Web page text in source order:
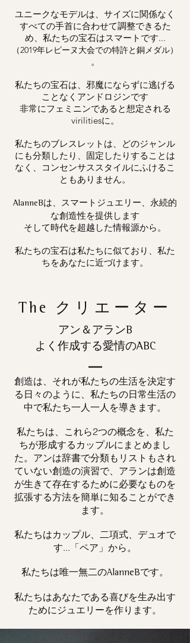
ユニークなモデルは、サイズに関係なく
すべての手首に合わせて調整できるた
め、私たちの宝石はスマートです...
（2019年レピーヌ大会での特許と銅メダル）
。
私たちの宝石は、邪魔にならずに逃げる
ことなくアンドロジンです
非常にフェミニンであると想定される
virilitiesに。
私たちのブレスレットは、どのジャンル
にも分類したり、固定したりすることは
なく、コンセンサススタイルにふけるこ
ともありません。
AlanneBは、スマートジュエリー、永続的
な創造性を提供します
そして時代を超越した情報源から。
私たちの宝石は私たちに似ており、私た
ちをあなたに近づけます。
The クリエーター
アン＆アランB
よく作成する愛情のABC
創造は、それが私たちの生活を決定す
る日々のように、私たちの日常生活の
中で私たち一人一人を導きます。
私たちは、これら2つの概念を、私た
ちが形成するカップルにまとめまし
た。アンは辞書で分類もリストもされ
ていない創造の演習で、アランは創造
が生きて存在するために必要なものを
拡張する方法を簡単に知ることができ
ます。
私たちはカップル、二項式、デュオで
す...「ペア」から。
私たちは唯一無二のAlanneBです。
私たちはあなたである喜びを生み出す
ためにジュエリーを作ります。